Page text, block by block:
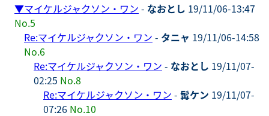
▼マイケルジャクソン・ワン - なおとし 19/11/06-13:47
No.5
Re:マイケルジャクソン・ワン - タニャ 19/11/06-14:58
No.6
Re:マイケルジャクソン・ワン - なおとし 19/11/07-
02:25 No.8
Re:マイケルジャクソン・ワン - 髯ケン 19/11/07-
07:26 No.10